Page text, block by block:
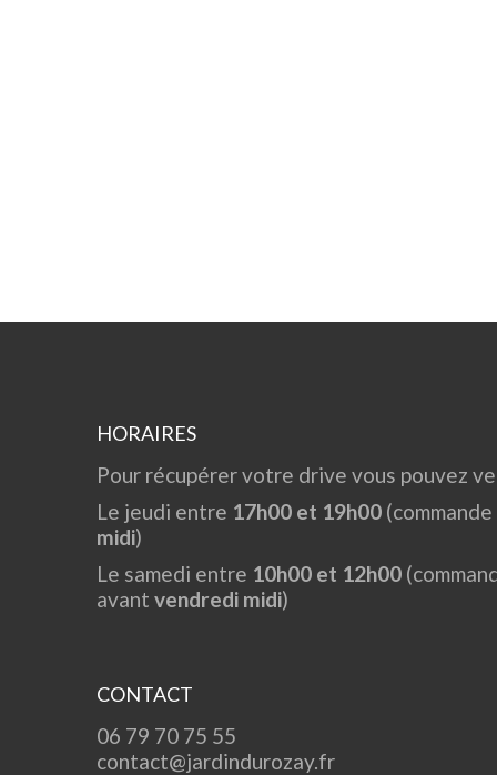
HORAIRES
Pour récupérer votre drive vous pouvez
Le jeudi entre 17h00 et 19h00
midi)
Le samedi entre 10h00 et 12h00
avant vendredi midi)
CONTACT
06 79 70 75 55
contact@jardindurozay.fr